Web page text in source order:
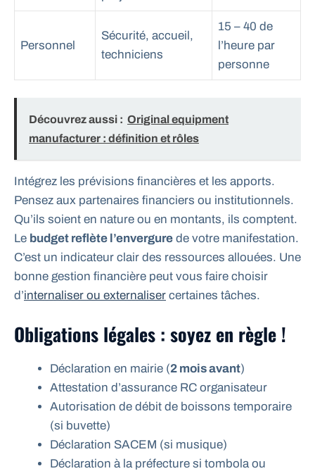
Personnel
Sécurité, accueil,
techniciens
15 – 40 de
l’heure par
personne
Découvrez aussi : Original equipment
manufacturer : définition et rôles
Intégrez les prévisions financières et les apports.
Pensez aux partenaires financiers ou institutionnels.
Qu’ils soient en nature ou en montants, ils comptent.
Le budget reflète l’envergure de votre manifestation.
C’est un indicateur clair des ressources allouées. Une
bonne gestion financière peut vous faire choisir
d’internaliser ou externaliser certaines tâches.
Obligations légales : soyez en règle !
Déclaration en mairie (2 mois avant)
Attestation d’assurance RC organisateur
Autorisation de débit de boissons temporaire
(si buvette)
Déclaration SACEM (si musique)
Déclaration à la préfecture si tombola ou